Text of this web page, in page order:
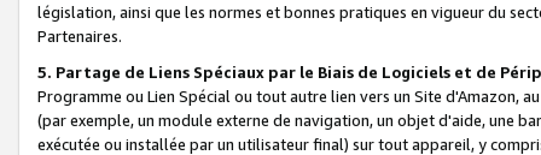
législation, ainsi que les normes et bonnes pratiques en vigueur du
Partenaires.
5. Partage de Liens Spéciaux par le Biais de Logiciels et de
Programme ou Lien Spécial ou tout autre lien vers un Site d'Amazon,
(par exemple, un module externe de navigation, un objet d'aide, une
exécutée ou installée par un utilisateur final) sur tout appareil, y